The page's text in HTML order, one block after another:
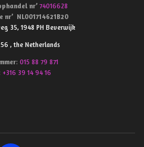
nr’ 74016628
nr’ NL001714621B20
35, 1948 PH Beverwijk
, the Netherlands
: 015 88 79 871
+316 39 14 94 16